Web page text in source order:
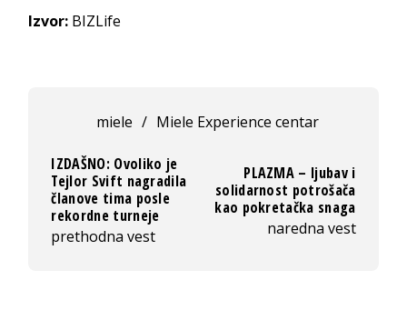
Izvor: BIZLife
miele / Miele Experience centar
IZDAŠNO: Ovoliko je
Tejlor Svift nagradila
članove tima posle
rekordne turneje
prethodna vest
PLAZMA – ljubav i
solidarnost potrošača
kao pokretačka snaga
naredna vest